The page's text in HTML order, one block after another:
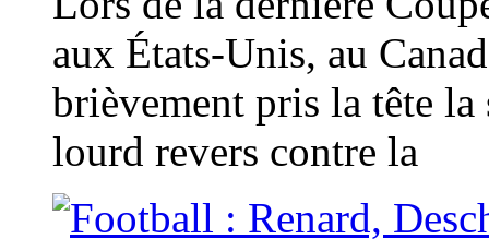
aux États-Unis, au
brièvement pris la tête
lourd revers contre la